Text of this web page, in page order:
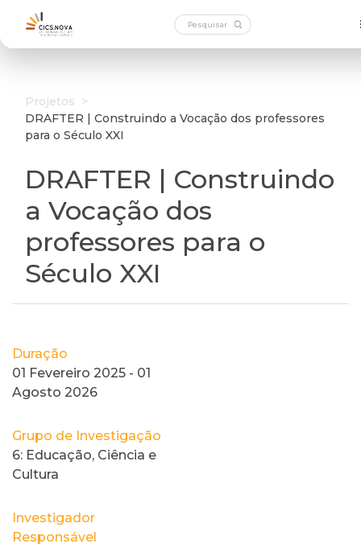
Projetos >
DRAFTER | Construindo a Vocação dos professores
para o Século XXI
DRAFTER | Construindo
a Vocação dos
professores para o
Século XXI
Duração
01 Fevereiro 2025 - 01
Agosto 2026
Grupo de Investigação
6: Educação, Ciência e
Cultura
Investigador
Responsável